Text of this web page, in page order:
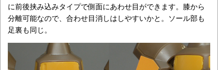
に前後挟み込みタイプで側面にあわせ目ができます。膝から
分離可能なので、合わせ目消しはしやすいかと。ソール部も
足裏も同じ。